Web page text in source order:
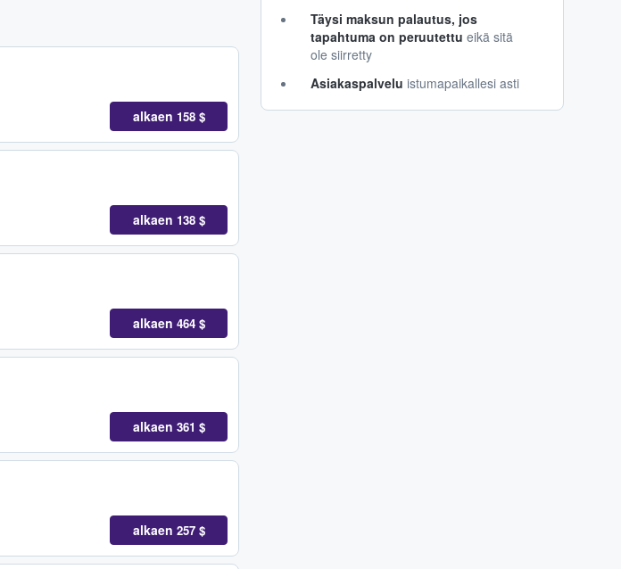
alkaen 158 $
alkaen 138 $
alkaen 464 $
alkaen 361 $
alkaen 257 $
Täysi maksun palautus, jos
tapahtuma on peruutettu eikä sitä
ole siirretty
Asiakaspalvelu istumapaikallesi asti